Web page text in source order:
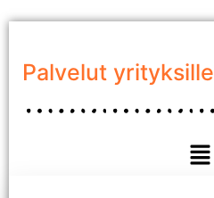
Palvelut yrityksille